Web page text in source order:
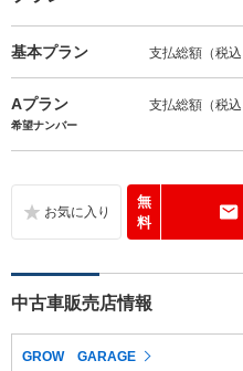
基本プラン 支払総額（税
Aプラン 支払総額（税込
希望ナンバー
無
料
中古車販売店情報
GROW GARAGE